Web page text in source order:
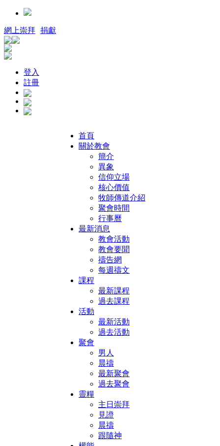
網上崇拜 捐獻
登入
註冊
首頁
關於教會
簡介
異象
信仰立場
核心價值
牧師傳道介紹
聚會時間
行事曆
最新消息
教會活動
教會要聞
禱告網
每週禱文
課程
最新課程
過去課程
活動
最新活動
過去活動
聚會
男人
晨禱
最新聚會
過去聚會
靈糧
主日崇拜
見證
晨禱
跟隨神